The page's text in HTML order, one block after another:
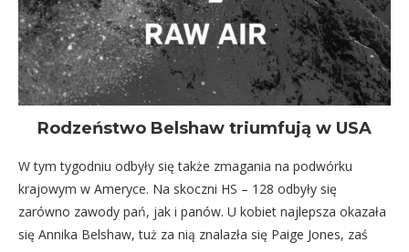
Rodzeństwo Belshaw triumfują w USA
W tym tygodniu odbyły się także zmagania na podwórku
krajowym w Ameryce. Na skoczni HS – 128 odbyły się
zarówno zawody pań, jak i panów. U kobiet najlepsza okazała
się Annika Belshaw, tuż za nią znalazła się Paige Jones, zaś